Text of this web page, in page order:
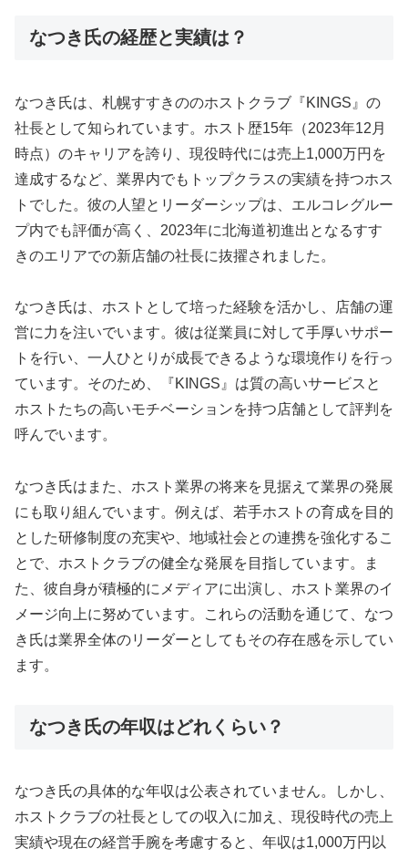
なつき氏の経歴と実績は？
なつき氏は、札幌すすきののホストクラブ『KINGS』の
社長として知られています。ホスト歴15年（2023年12月
時点）のキャリアを誇り、現役時代には売上1,000万円を
達成するなど、業界内でもトップクラスの実績を持つホス
トでした。彼の人望とリーダーシップは、エルコレグルー
プ内でも評価が高く、2023年に北海道初進出となるすす
きのエリアでの新店舗の社長に抜擢されました。
なつき氏は、ホストとして培った経験を活かし、店舗の運
営に力を注いでいます。彼は従業員に対して手厚いサポー
トを行い、一人ひとりが成長できるような環境作りを行っ
ています。そのため、『KINGS』は質の高いサービスと
ホストたちの高いモチベーションを持つ店舗として評判を
呼んでいます。
なつき氏はまた、ホスト業界の将来を見据えて業界の発展
にも取り組んでいます。例えば、若手ホストの育成を目的
とした研修制度の充実や、地域社会との連携を強化するこ
とで、ホストクラブの健全な発展を目指しています。ま
た、彼自身が積極的にメディアに出演し、ホスト業界のイ
メージ向上に努めています。これらの活動を通じて、なつ
き氏は業界全体のリーダーとしてもその存在感を示してい
ます。
なつき氏の年収はどれくらい？
なつき氏の具体的な年収は公表されていません。しかし、
ホストクラブの社長としての収入に加え、現役時代の売上
実績や現在の経営手腕を考慮すると、年収は1,000万円以